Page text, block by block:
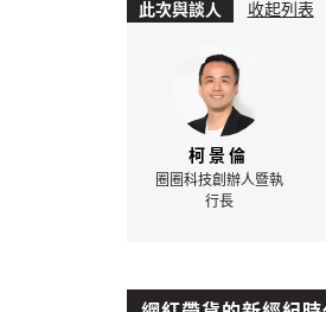
此次與談人 收起列表
柯景倫
圈圈科技創辦人暨執
行長